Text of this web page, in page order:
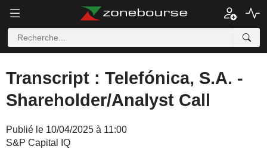
Transcript : Telefónica, S.A. -
Shareholder/Analyst Call
Publié le 10/04/2025 à 11:00
S&P Capital IQ